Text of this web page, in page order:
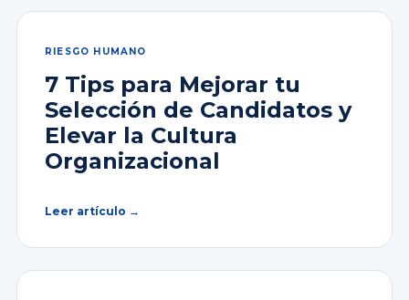
RIESGO HUMANO
7 Tips para Mejorar tu
Selección de Candidatos y
Elevar la Cultura
Organizacional
Leer artículo →